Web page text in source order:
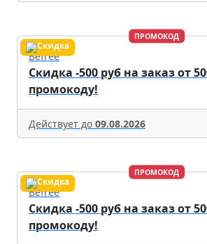
ПРОМОКОД
Befree
Скидка -500 руб на заказ от
промокоду!
Действует до 09.08.2026
ПРОМОКОД
Befree
Скидка -500 руб на заказ от
промокоду!